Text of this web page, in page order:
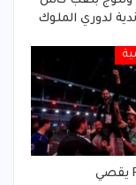
لدوري الملوك
فريق FWZ يقصي